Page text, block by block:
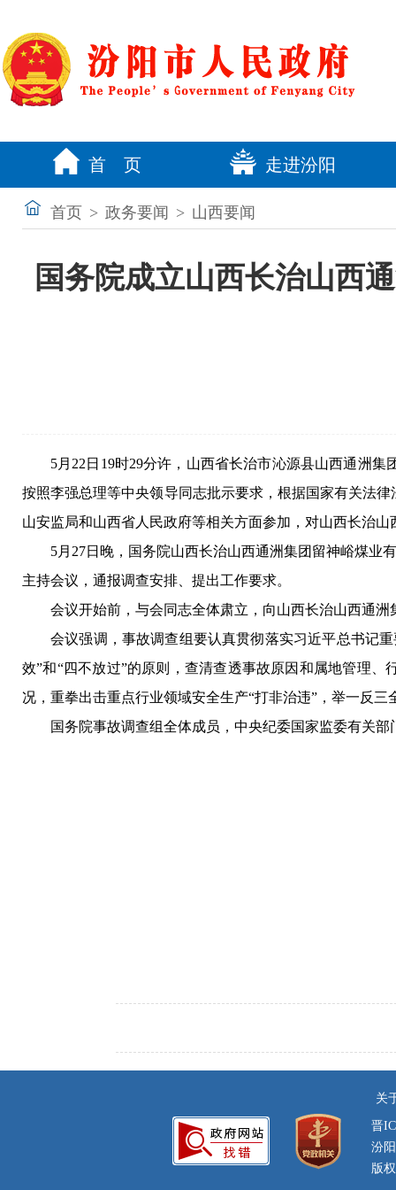
首 页 走进汾阳
首页 > 政务要闻 > 山西要闻
国务院成立山西长治山西
5月22日19时29分许，山西省长治市沁源县山西通洲
按照李强总理等中央领导同志批示要求，根据国家有关法
山安监局和山西省人民政府等相关方面参加，对山西长治
5月27日晚，国务院山西长治山西通洲集团留神峪煤业
主持会议，通报调查安排、提出工作要求。
会议开始前，与会同志全体肃立，向山西长治山西通
会议强调，事故调查组要认真贯彻落实习近平总书记
效”和“四不放过”的原则，查清查透事故原因和属地管理
况，重拳出击重点行业领域安全生产“打非治违”，举一反
国务院事故调查组全体成员，中央纪委国家监委有关
关
晋
汾
版